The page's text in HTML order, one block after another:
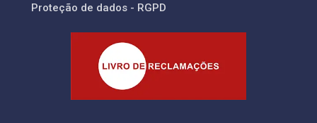
Proteção de dados - RGPD